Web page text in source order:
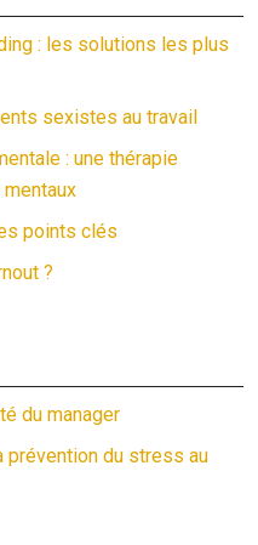
: les solutions les plus
sexistes au travail
: une thérapie
points clés
?
du manager
prévention du stress au